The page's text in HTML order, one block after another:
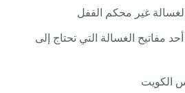
غير محكم القفل
مفاتيح الغسالة التي تحتاج إلى
الكويت